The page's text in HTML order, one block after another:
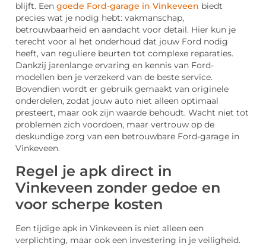
blijft. Een goede Ford-garage in Vinkeveen biedt
precies wat je nodig hebt: vakmanschap,
betrouwbaarheid en aandacht voor detail. Hier kun je
terecht voor al het onderhoud dat jouw Ford nodig
heeft, van reguliere beurten tot complexe reparaties.
Dankzij jarenlange ervaring en kennis van Ford-
modellen ben je verzekerd van de beste service.
Bovendien wordt er gebruik gemaakt van originele
onderdelen, zodat jouw auto niet alleen optimaal
presteert, maar ook zijn waarde behoudt. Wacht niet tot
problemen zich voordoen, maar vertrouw op de
deskundige zorg van een betrouwbare Ford-garage in
Vinkeveen.
Regel je apk direct in
Vinkeveen zonder gedoe en
voor scherpe kosten
Een tijdige apk in Vinkeveen is niet alleen een
verplichting, maar ook een investering in je veiligheid.